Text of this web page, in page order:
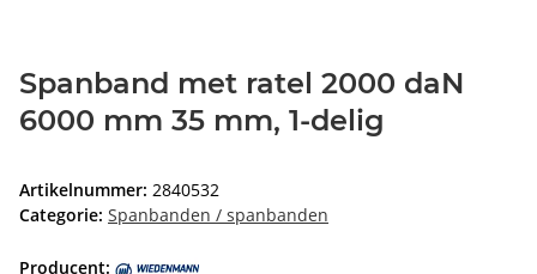
Spanband met ratel 2000 daN
6000 mm 35 mm, 1-delig
Artikelnummer: 2840532
Categorie: Spanbanden / spanbanden
Producent: